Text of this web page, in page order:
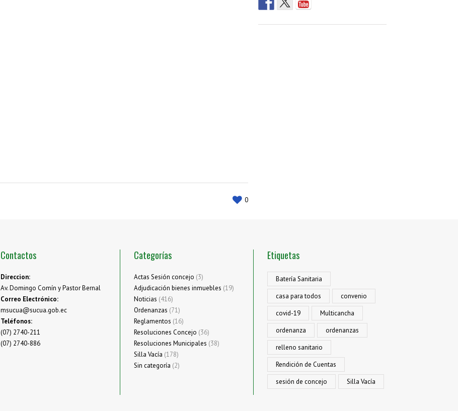
0
Contactos
Direccion:
Av. Domingo Comín y Pastor Bernal
Correo Electrónico:
msucua@sucua.gob.ec
Teléfonos:
(07) 2740-211
(07) 2740-886
Categorías
Actas Sesión concejo (3)
Adjudicación bienes inmuebles (19)
Noticias (416)
Ordenanzas (71)
Reglamentos (16)
Resoluciones Concejo (36)
Resoluciones Municipales (38)
Silla Vacía (178)
Sin categoría (2)
Etiquetas
Batería Sanitaria
casa para todos
convenio
covid-19
Multicancha
ordenanza
ordenanzas
relleno sanitario
Rendición de Cuentas
sesión de concejo
Silla Vacía